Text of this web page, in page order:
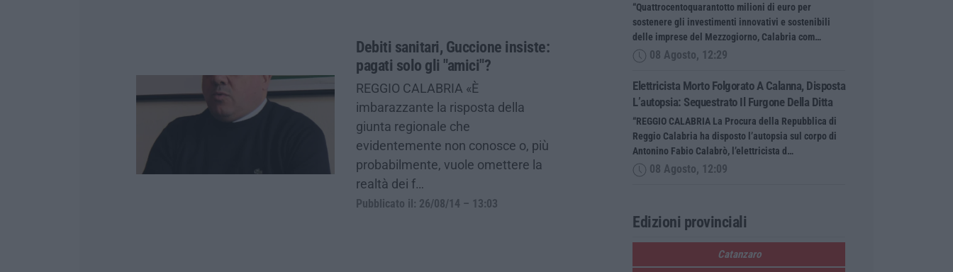
Debiti sanitari, Guccione insiste:
pagati solo gli "amici"?
REGGIO CALABRIA «È
imbarazzante la risposta della
giunta regionale che
evidentemente non conosce o, più
probabilmente, vuole omettere la
realtà dei f…
Pubblicato il: 26/08/14 – 13:03
“Quattrocentoquarantotto milioni di euro per
sostenere gli investimenti innovativi e sostenibili
delle imprese del Mezzogiorno, Calabria com…
08 Agosto, 12:29
Elettricista Morto Folgorato A Calanna, Disposta
L’autopsia: Sequestrato Il Furgone Della Ditta
“REGGIO CALABRIA La Procura della Repubblica di
Reggio Calabria ha disposto l’autopsia sul corpo di
Antonino Fabio Calabrò, l’elettricista d…
08 Agosto, 12:09
Edizioni provinciali
Catanzaro